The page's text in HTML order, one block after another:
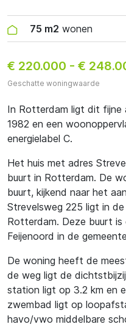
75 m2 wonen
€ 220.000 - €
Geschatte woningwaarde
In Rotterdam ligt dit fijne
1982 en een
energielabel C.
Het huis met adres
buurt in Rotterdam. De
buurt, kijkend naar het
Strevelsweg 225 ligt in
Rotterdam. Deze buurt
Feijenoord in de
De woning heeft de
de weg ligt de
station ligt op 3.2 km en
zwembad ligt op
havo/vwo middelbare